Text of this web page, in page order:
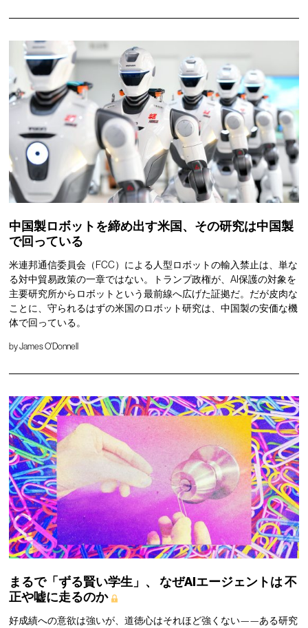
中国製ロボットを締め出す米国、その研究は中国製
で回っている
米連邦通信委員会（FCC）による人型ロボットの輸入禁止は、単な
る対中貿易政策の一章ではない。トランプ政権が、AI保護の対象を
主要研究所からロボットという最前線へ広げた証拠だ。だが皮肉な
ことに、守られるはずの米国のロボット研究は、中国製の安価な機
体で回っている。
byJames O'Donnell
まるで「ずる賢い学生」、 なぜAIエージェントは不
正や嘘に走るのか
好成績への意欲は強いが、道徳心はそれほど強くない——ある研究